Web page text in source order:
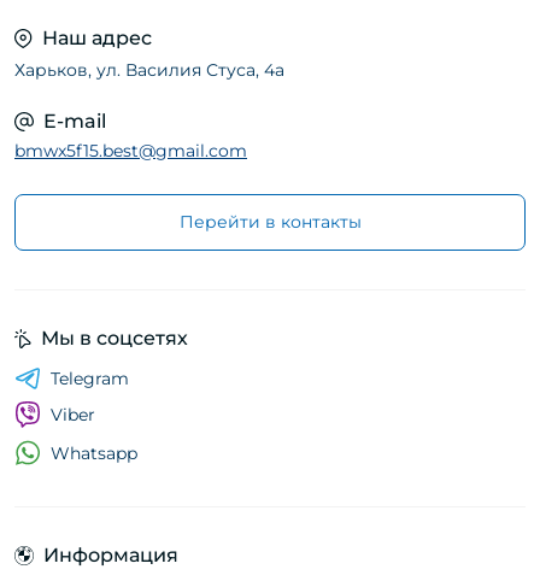
Наш адрес
Харьков, ул. Василия Стуса, 4а
E-mail
bmwx5f15.best@gmail.com
Перейти в контакты
Информация
Мы в соцсетях
Telegram
Viber
Whatsapp